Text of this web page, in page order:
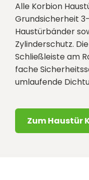
Alle Korbion
Grundsicherheit
Haustürbänder
Zylinderschutz.
Schließleiste am
fache
umlaufende
Zum Haustür